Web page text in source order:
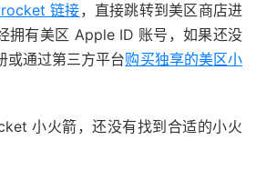
链接，直接跳转到美区商店进
拥有美区 Apple ID 账号，如果还没
或通过第三方平台购买独享的美区小
小火箭，还没有找到合适的小火